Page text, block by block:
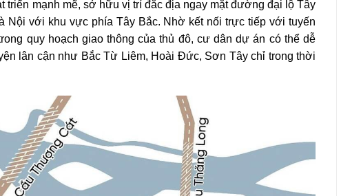
triển mạnh mẽ, sở hữu vị trí đắc địa ngay mặt đường đại lộ Tây
Nội với khu vực phía Tây Bắc. Nhờ kết nối trực tiếp với tuyến
quy hoạch giao thông của thủ đô, cư dân dự án có thể dễ
lân cận như Bắc Từ Liêm, Hoài Đức, Sơn Tây chỉ trong thời